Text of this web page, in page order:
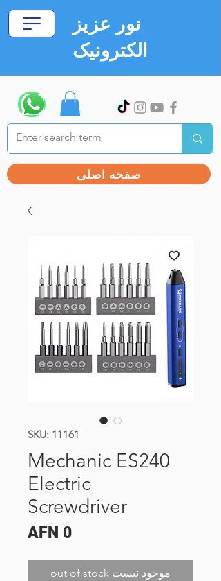
نور عزیز
الکترونیک
صفحه اصلی
SKU: 11161
Mechanic ES240
Electric
Screwdriver
AFN 0Price
out of stock موجود نیست